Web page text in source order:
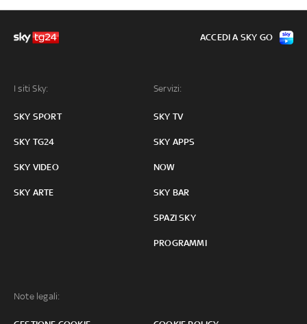
I siti Sky:
SKY SPORT
SKY TG24
SKY VIDEO
SKY ARTE
Servizi:
SKY TV
SKY APPS
NOW
SKY BAR
SPAZI SKY
PROGRAMMI
Note legali:
ACCEDI A SKY GO